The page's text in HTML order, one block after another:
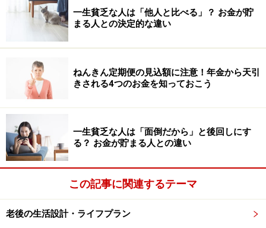
特定受給資格者・特定理由離職者／330日／8265円
＊待期は、離職票を提出し求職の申込みをした日（受給
資格決定日）から7日間
「特定受給資格者及び特定理由離職者の範囲の概要」は
こちら
割り増し退職金は1～2年
定内容は就業規則に明記されています。一方、早期希望
一生貧乏な人は「他人と比べる」？ お金が貯
まる人との決定的な違い
ねんきん定期便の見込額に注意！年金から天引
きされる4つのお金を知っておこう
一生貧乏な人は「面倒だから」と後回しにす
る？ お金が貯まる人との違い
この記事に関連するテーマ
老後の生活設計・ライフプラン